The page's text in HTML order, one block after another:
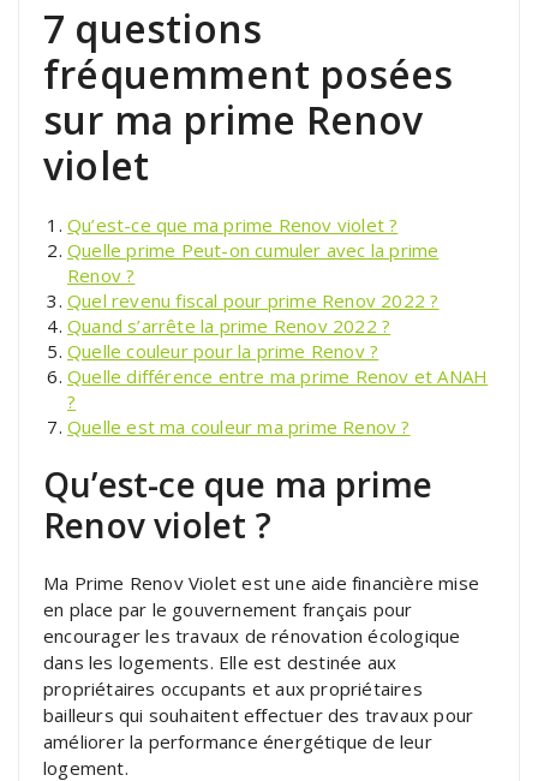
7 questions
fréquemment posées
sur ma prime Renov
violet
Qu’est-ce que ma prime Renov violet ?
Quelle prime Peut-on cumuler avec la prime
Renov ?
Quel revenu fiscal pour prime Renov 2022 ?
Quand s’arrête la prime Renov 2022 ?
Quelle couleur pour la prime Renov ?
Quelle différence entre ma prime Renov et ANAH
?
Quelle est ma couleur ma prime Renov ?
Qu’est-ce que ma prime
Renov violet ?
Ma Prime Renov Violet est une aide financière mise
en place par le gouvernement français pour
encourager les travaux de rénovation écologique
dans les logements. Elle est destinée aux
propriétaires occupants et aux propriétaires
bailleurs qui souhaitent effectuer des travaux pour
améliorer la performance énergétique de leur
logement.